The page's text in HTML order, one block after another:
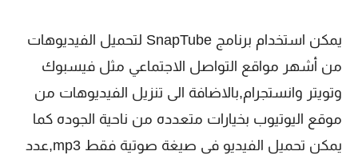
يمكن استخدام برنامج SnapTube لتحميل الفيديوهات
من أشهر مواقع التواصل الاجتماعي مثل فيسبوك
وتويتر وانستجرام,بالاضافة الى تنزيل الفيديوهات من
موقع اليوتيوب بخيارات متعدده من ناحية الجوده كما
يمكن تحميل الفيديو فى صيغة صوتية فقط mp3,عدد